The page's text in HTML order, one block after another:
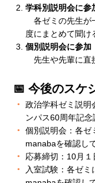
学科別説明会に参
各ゼミの先生が
度にまとめて聞け
個別説明会に参加
先生や先輩に直
📅 今後のスケ
政治学科ゼミ説明
ンパス60周年記念
個別説明会：各ゼ
manabaを確認し
応募締切：10月
入室試験：各ゼ